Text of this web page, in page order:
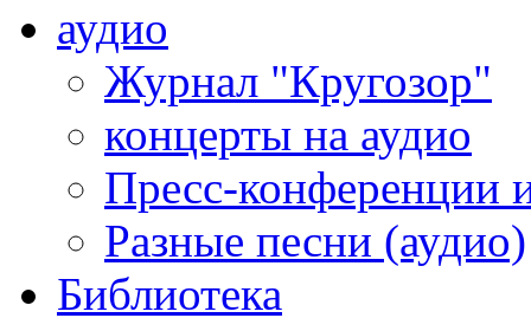
аудио
Журнал "Кругозор"
концерты на аудио
Пресс-конференции
Разные песни (аудио)
Библиотека